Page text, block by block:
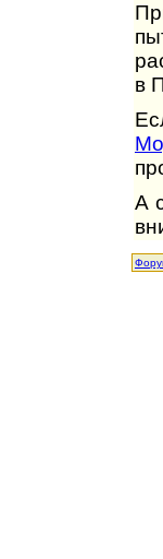
в
А